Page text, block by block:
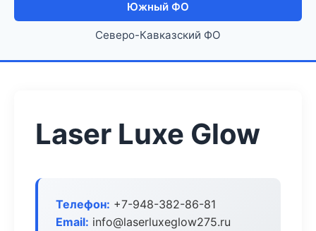
Южный ФО
Северо-Кавказский ФО
Laser Luxe Glow
Телефон: +7-948-382-86-81
Email: info@laserluxeglow275.ru